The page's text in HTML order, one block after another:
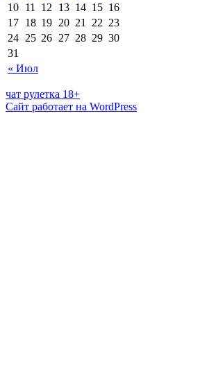
« Июл
10 11 12 13 14 15 16
17 18 19 20 21 22 23
24 25 26 27 28 29 30
31
чат рулетка 18+
Сайт работает на WordPress